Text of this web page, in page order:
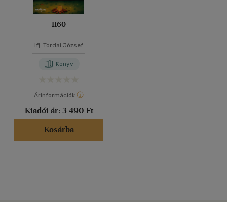
1160
Ifj. Tordai József
Könyv
Árinformációk
Kiadói ár: 3 490 Ft
Kosárba